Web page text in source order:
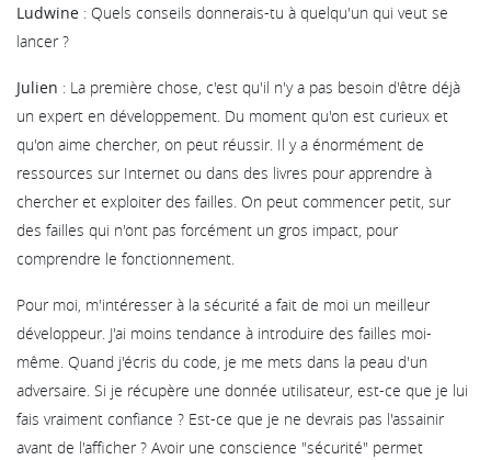
Ludwine : Quels conseils donnerais-tu à quelqu'un qui veut se
lancer ?
Julien : La première chose, c'est qu'il n'y a pas besoin d'être déjà
un expert en développement. Du moment qu'on est curieux et
qu'on aime chercher, on peut réussir. Il y a énormément de
ressources sur Internet ou dans des livres pour apprendre à
chercher et exploiter des failles. On peut commencer petit, sur
des failles qui n'ont pas forcément un gros impact, pour
comprendre le fonctionnement.
Pour moi, m'intéresser à la sécurité a fait de moi un meilleur
développeur. J'ai moins tendance à introduire des failles moi-
même. Quand j'écris du code, je me mets dans la peau d'un
adversaire. Si je récupère une donnée utilisateur, est-ce que je lui
fais vraiment confiance ? Est-ce que je ne devrais pas l'assainir
avant de l'afficher ? Avoir une conscience "sécurité" permet